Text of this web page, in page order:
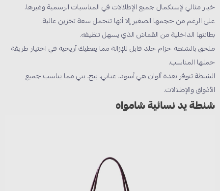
خيار مثالي لإستكمال جميع الإطلالات في المناسبات الرسمية وغيرها.
على الرغم من حجمها الصغير إلا أنها تتحمل سعة تخزين عالية.
بطانتها الداخلية من القماش الذي يسهل تنظيفه.
ملحق بالشنطة حزام جلد قابل للإزالة مما يعطيك أريحية في اختيار طريقة
حملها المناسب.
الشنطة تتوفر بعدة ألوان هي أسود، عنابي، بيج، بني مما يناسب جميع
الأذواق والإطلالات.
شنطة يد نسائية شامواه